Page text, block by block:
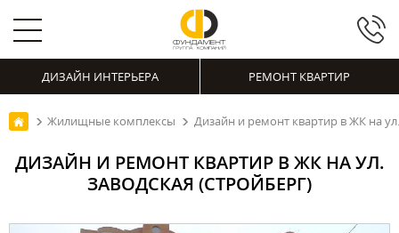
ДИЗАЙН ИНТЕРЬЕРА РЕМОНТ КВАРТИР
Жилищные комплексы Дизайн и ремонт квартир в ЖК на
ДИЗАЙН И РЕМОНТ КВАРТИР В ЖК НА УЛ.
ЗАВОДСКАЯ (СТРОЙБЕРГ)